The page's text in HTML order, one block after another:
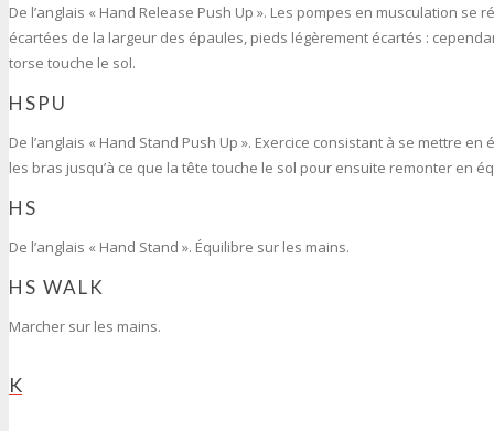
De l’anglais « Hand Release Push Up ». Les pompes en musculation
écartées de la largeur des épaules, pieds légèrement écartés :
torse touche le sol.
HSPU
De l’anglais « Hand Stand Push Up ». Exercice consistant à se mettre
les bras jusqu’à ce que la tête touche le sol pour ensuite remonter en
HS
De l’anglais « Hand Stand ». Équilibre sur les mains.
HS WALK
Marcher sur les mains.
K